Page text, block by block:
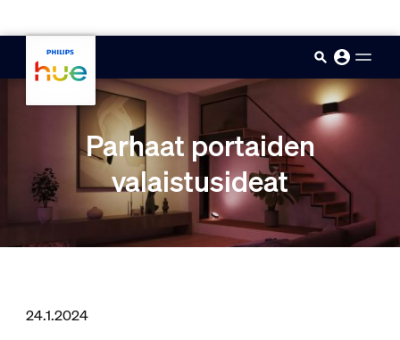
Parhaat portaiden
valaistusideat
24.1.2024